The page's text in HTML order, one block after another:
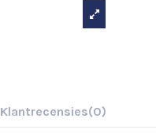
Klantrecensies(0)